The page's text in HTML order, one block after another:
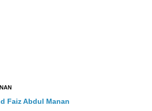
Faiz Abdul Manan